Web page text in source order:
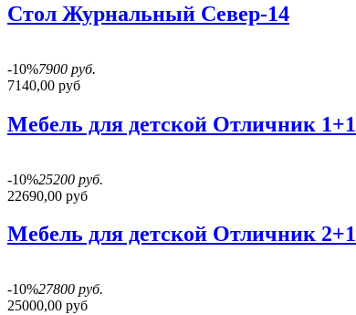
Стол Журнальный Север-14
-10%7900 руб.
7140,00 руб
Мебель для детской Отличник 1+1
-10%25200 руб.
22690,00 руб
Мебель для детской Отличник 2+1
-10%27800 руб.
25000,00 руб